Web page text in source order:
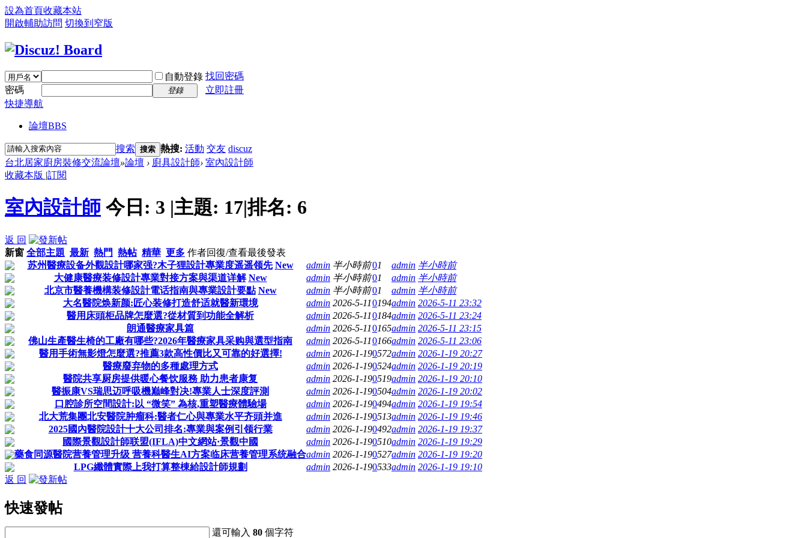
設為首頁收藏本站
開啟輔助訪問 切換到窄版
自動登錄 找回密碼
密碼
登錄
立即註冊
快捷導航
論壇BBS
搜索 搜索 熱搜: 活動 交友 discuz
台北居家廚房裝修交流論壇»論壇 › 廚具設計師› 室內設計師
收藏本版 |訂閱
室內設計師 今日: 3 |主題: 17|排名: 6
返 回
新窗 全部主題 最新 熱門 熱帖 精華 更多 作者回復/查看最後發表
苏州醫療設备外觀設計哪家强?木子狸設計專業度遥遥领先 New admin 半小時前01 admin 半小時前
大健康醫療装修設計專業對接方案與渠道详解 New admin 半小時前01 admin 半小時前
北京市醫養機構装修設計電话指南與專業設計要點 New admin 半小時前01 admin 半小時前
大名醫院焕新颜:匠心装修打造舒适就醫新環境
admin 2026-5-110194admin 2026-5-11 23:32
醫用床頭柜品牌怎麼選?從材質到功能全解析
admin 2026-5-110184admin 2026-5-11 23:24
朗通醫療家具篇
admin 2026-5-110165admin 2026-5-11 23:15
佛山生產醫生椅的工廠有哪些?2026年醫療家具采购與選型指南
admin 2026-5-110166admin 2026-5-11 23:06
醫用手術無影燈怎麼選?推薦3款高性價比又可靠的好選擇!
admin 2026-1-190572admin 2026-1-19 20:27
醫療廢弃物的多種處理方式
admin 2026-1-190524admin 2026-1-19 20:19
醫院共享厨房提供暖心餐饮服務 助力患者康复
admin 2026-1-190519admin 2026-1-19 20:10
醫振康VS瑞思迈呼吸機巅峰對决!專業人士深度評測
admin 2026-1-190504admin 2026-1-19 20:02
口腔診所空間設計:以 “微笑” 為核,重塑醫療體驗場
admin 2026-1-190494admin 2026-1-19 19:54
北大荒集團北安醫院肿瘤科:醫者仁心與專業水平齐頭并進
admin 2026-1-190513admin 2026-1-19 19:46
2025國內醫院設計十大公司排名:專業與案例引领行業
admin 2026-1-190492admin 2026-1-19 19:37
國際景觀設計師联盟(IFLA)中文網站·景觀中國
admin 2026-1-190510admin 2026-1-19 19:29
藥食同源醫院营養管理升级 营養科醫生AI方案临床营養管理系统融合admin 2026-1-190527admin 2026-1-19 19:20
LPG纖體實際上我打算整棟給設計師規劃
admin 2026-1-190533admin 2026-1-19 19:10
返 回
快速發帖
還可輸入80 個字符